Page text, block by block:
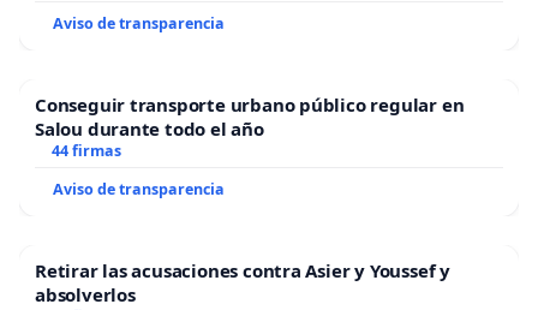
Aviso de transparencia
Conseguir transporte urbano público regular en
Salou durante todo el año
44 firmas
Aviso de transparencia
Retirar las acusaciones contra Asier y Youssef y
absolverlos